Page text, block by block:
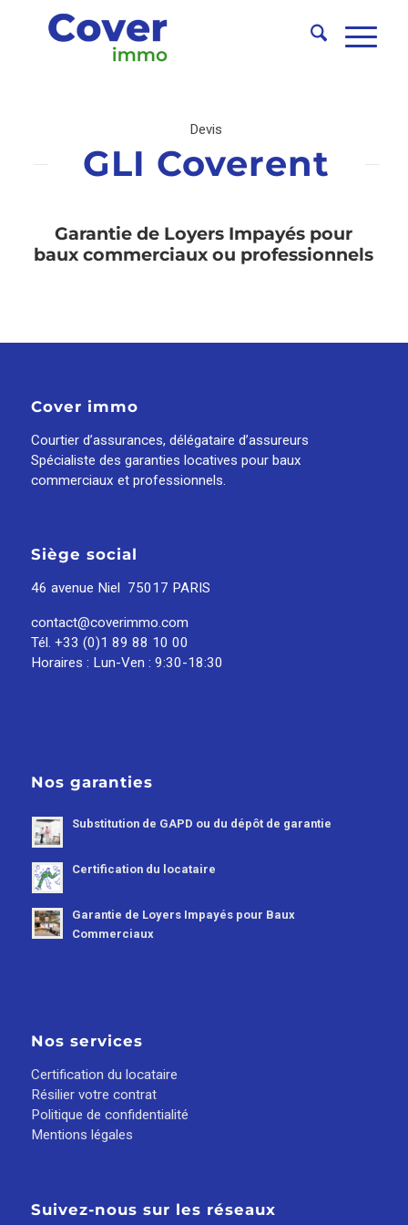
Devis
GLI Coverent
Garantie de Loyers Impayés pour
baux commerciaux ou professionnels
Cover immo
Courtier d’assurances, délégataire d’assureurs
Spécialiste des garanties locatives pour baux
commerciaux et professionnels.
Siège social
46 avenue Niel 75017 PARIS
contact@coverimmo.com
Tél. +33 (0)1 89 88 10 00
Horaires : Lun-Ven : 9:30-18:30
Nos garanties
Substitution de GAPD ou du dépôt de garantie
Certification du locataire
Garantie de Loyers Impayés pour Baux
Commerciaux
Nos services
Certification du locataire
Résilier votre contrat
Politique de confidentialité
Mentions légales
Suivez-nous sur les réseaux